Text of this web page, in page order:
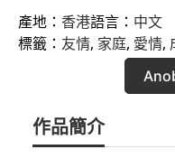
產地： 香港語言： 中文
標籤： 友情, 家庭, 愛情,
作品簡介